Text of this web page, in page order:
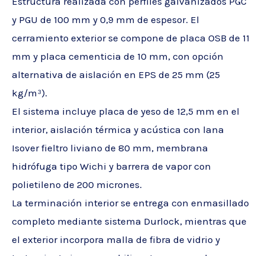
y PGU de 100 mm y 0,9 mm de espesor. El
cerramiento exterior se compone de placa OSB de 11
mm y placa cementicia de 10 mm, con opción
alternativa de aislación en EPS de 25 mm (25
kg/m³).
El sistema incluye placa de yeso de 12,5 mm en el
interior, aislación térmica y acústica con lana
Isover fieltro liviano de 80 mm, membrana
hidrófuga tipo Wichi y barrera de vapor con
polietileno de 200 micrones.
La terminación interior se entrega con enmasillado
completo mediante sistema Durlock, mientras que
el exterior incorpora malla de fibra de vidrio y